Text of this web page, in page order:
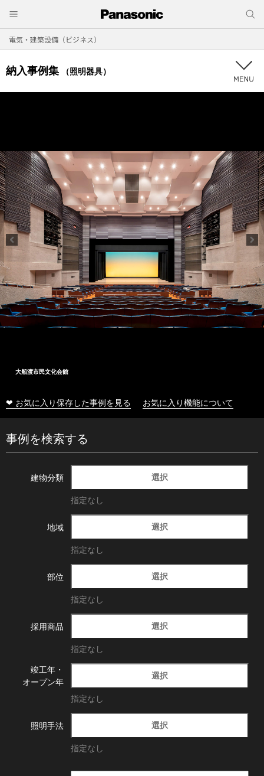
電気・建築設備（ビジネス）
納入事例集 （照明器具）
大船渡市民文化会館
❤ お気に入り保存した事例を見る お気に入り機能について
事例を検索する
建物分類 選択
指定なし
地域 選択
指定なし
部位 選択
指定なし
採用商品 選択
指定なし
竣工年・
オープン年
選択
指定なし
照明手法 選択
指定なし